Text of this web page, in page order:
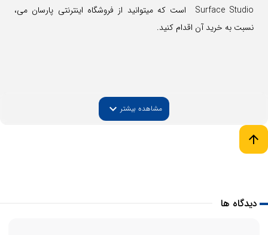
Surface Studio است که میتوانید از فروشگاه اینترنتی پارسان می،
نسبت به خرید آن اقدام کنید.
parsanme.com
مشاهده بیشترexpand_more
arrow_upward
دیدگاه ها